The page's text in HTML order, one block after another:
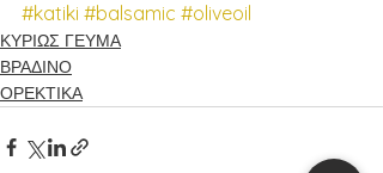
#katiki #balsamic #oliveoil
ΚΥΡΙΩΣ ΓΕΥΜΑ
ΒΡΑΔΙΝΟ
ΟΡΕΚΤΙΚΑ